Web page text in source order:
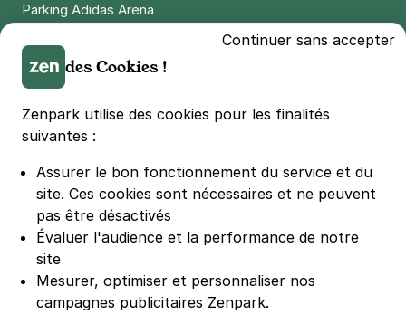
Parking Adidas Arena
Parking LDLC Arena
Parking Stade Pierre Mauroy
Parking Groupama Stadium
Parking Vélodrome
Parking Bercy
Parking La Défense Arena
Parking Les 4 temps
Parking Nation
Parking Porte de Versailles
Parking Lille Grand Palais
Continuer sans accepter
des Cookies !
Zenpark utilise des cookies pour les finalités
suivantes :
Assurer le bon fonctionnement du service et du
site. Ces cookies sont nécessaires et ne peuvent
pas être désactivés
Évaluer l'audience et la performance de notre
site
Mesurer, optimiser et personnaliser nos
campagnes publicitaires Zenpark.